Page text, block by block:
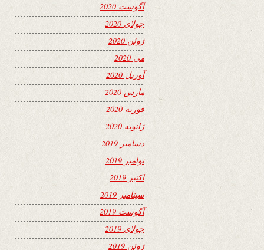
آگوست 2020
جولای 2020
ژوئن 2020
می 2020
آوریل 2020
مارس 2020
فوریه 2020
ژانویه 2020
دسامبر 2019
نوامبر 2019
اکتبر 2019
سپتامبر 2019
آگوست 2019
جولای 2019
ژوئن 2019